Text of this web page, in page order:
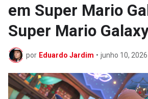
em Super Mario
Super Mario
por Eduardo Jardim • junho 10, 2026